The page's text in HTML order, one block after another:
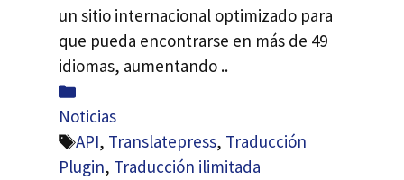
un sitio internacional optimizado para
que pueda encontrarse en más de 49
idiomas, aumentando ..
Categorías
Noticias
Etiquetas
API, Translatepress, Traducción
Plugin, Traducción ilimitada